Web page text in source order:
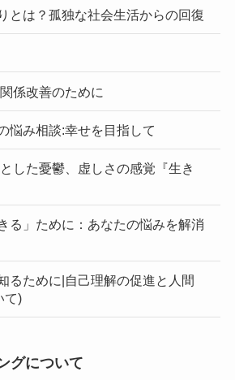
とは？孤独な社会生活からの回復
係改善のために
悩み相談:幸せを目指して
した憂鬱、虚しさの感覚『生き
る」ために：あなたの悩みを解消
るために|自己理解の促進と人間
て)
グについて